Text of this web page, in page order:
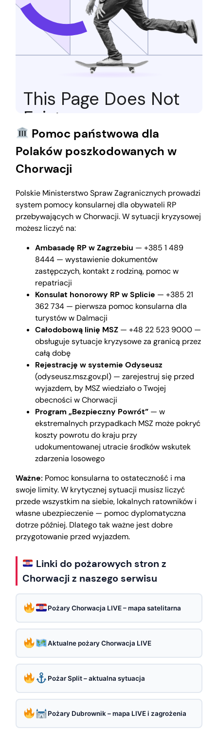
Pomoc państwowa dla
Polaków poszkodowanych w
Chorwacji
Polskie Ministerstwo Spraw Zagranicznych prowadzi
system pomocy konsularnej dla obywateli RP
przebywających w Chorwacji. W sytuacji kryzysowej
możesz liczyć na:
Ambasadę RP w Zagrzebiu — +385 1 489
8444 — wystawienie dokumentów
zastępczych, kontakt z rodziną, pomoc w
repatriacji
Konsulat honorowy RP w Splicie — +385 21
362 734 — pierwsza pomoc konsularna dla
turystów w Dalmacji
Całodobową linię MSZ — +48 22 523 9000 —
obsługuje sytuacje kryzysowe za granicą przez
całą dobę
Rejestrację w systemie Odyseusz
(odyseusz.msz.gov.pl) — zarejestruj się przed
wyjazdem, by MSZ wiedziało o Twojej
obecności w Chorwacji
Program „Bezpieczny Powrót” — w
ekstremalnych przypadkach MSZ może pokryć
koszty powrotu do kraju przy
udokumentowanej utracie środków wskutek
zdarzenia losowego
Ważne: Pomoc konsularna to ostateczność i ma
swoje limity. W krytycznej sytuacji musisz liczyć
przede wszystkim na siebie, lokalnych ratowników i
własne ubezpieczenie — pomoc dyplomatyczna
dotrze później. Dlatego tak ważne jest dobre
przygotowanie przed wyjazdem.
Linki do pożarowych stron z
Chorwacji z naszego serwisu
Pożary Chorwacja LIVE – mapa satelitarna
Aktualne pożary Chorwacja LIVE
Pożar Split – aktualna sytuacja
Pożary Dubrownik – mapa LIVE i zagrożenia